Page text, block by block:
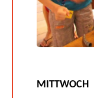
MITTWOCH